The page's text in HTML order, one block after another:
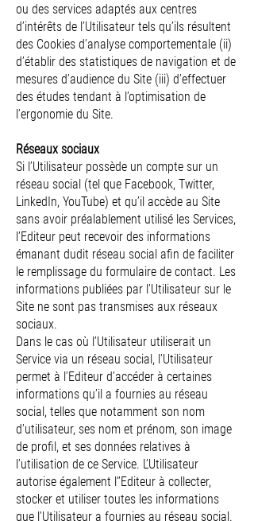
ou des services adaptés aux centres
d’intérêts de l’Utilisateur tels qu’ils résultent
des Cookies d’analyse comportementale (ii)
d’établir des statistiques de navigation et de
mesures d’audience du Site (iii) d’effectuer
des études tendant à l’optimisation de
l’ergonomie du Site.
Réseaux sociaux
Si l’Utilisateur possède un compte sur un
réseau social (tel que Facebook, Twitter,
LinkedIn, YouTube) et qu’il accède au Site
sans avoir préalablement utilisé les Services,
l’Editeur peut recevoir des informations
émanant dudit réseau social afin de faciliter
le remplissage du formulaire de contact. Les
informations publiées par l’Utilisateur sur le
Site ne sont pas transmises aux réseaux
sociaux.
Dans le cas où l’Utilisateur utiliserait un
Service via un réseau social, l’Utilisateur
permet à l’Editeur d’accéder à certaines
informations qu’il a fournies au réseau
social, telles que notamment son nom
d’utilisateur, ses nom et prénom, son image
de profil, et ses données relatives à
l’utilisation de ce Service. L’Utilisateur
autorise également l’’Editeur à collecter,
stocker et utiliser toutes les informations
que l’Utilisateur a fournies au réseau social.